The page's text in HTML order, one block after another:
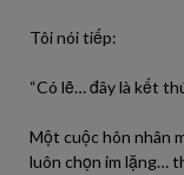
Tôi nói tiếp:
“Có lẽ… đây là kết
Một cuộc hôn nhân
luôn chọn im lặng…